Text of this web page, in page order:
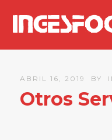
ABRIL 16, 2019 BY
Otros